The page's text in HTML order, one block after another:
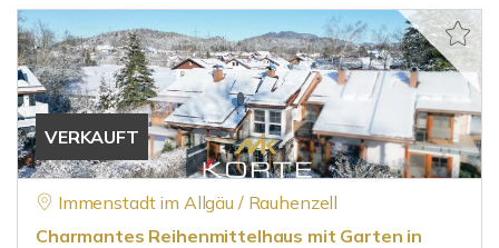
VERKAUFT
Immenstadt im Allgäu / Rauhenzell
Charmantes Reihenmittelhaus mit Garten in